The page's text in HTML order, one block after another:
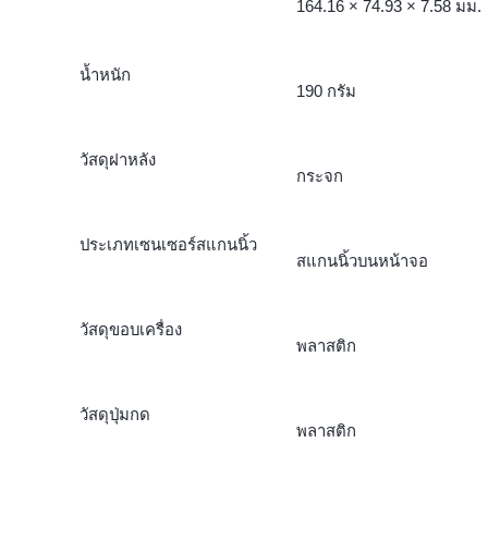
164.16 × 74.93 × 7.58 มม.
น้ำหนัก
190 กรัม
วัสดุฝาหลัง
กระจก
ประเภทเซนเซอร์สแกนนิ้ว
สแกนนิ้วบนหน้าจอ
วัสดุขอบเครื่อง
พลาสติก
วัสดุปุ่มกด
พลาสติก